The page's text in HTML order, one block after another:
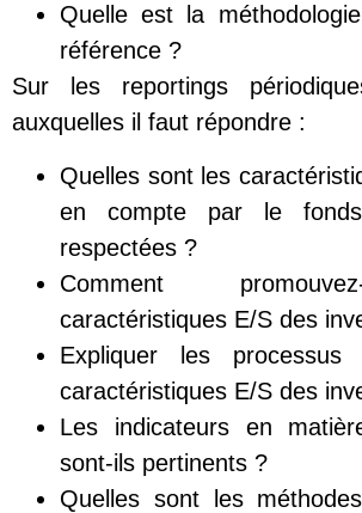
Quelle est la
référence ?
Sur les reportings
auxquelles il faut répondre :
Quelles sont les
en compte par le
respectées ?
Comment
caractéristiques E/S des
Expliquer les processus
caractéristiques E/S des
Les indicateurs en
sont-ils pertinents ?
Quelles sont les